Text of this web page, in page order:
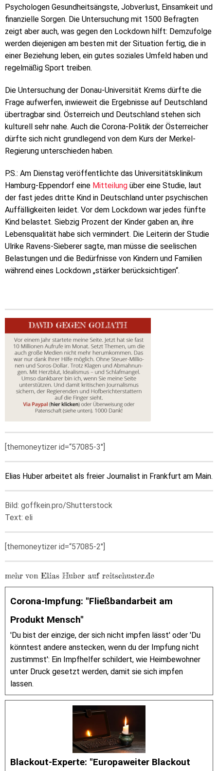
Psychologen Gesundheitsängste, Jobverlust, Einsamkeit und
finanzielle Sorgen. Die Untersuchung mit 1500 Befragten
zeigt aber auch, was gegen den Lockdown hilft: Demzufolge
werden diejenigen am besten mit der Situation fertig, die in
einer Beziehung leben, ein gutes soziales Umfeld haben und
regelmäßig Sport treiben.
Die Untersuchung der Donau-Universität Krems dürfte die
Frage aufwerfen, inwieweit die Ergebnisse auf Deutschland
übertragbar sind. Österreich und Deutschland stehen sich
kulturell sehr nahe. Auch die Corona-Politik der Österreicher
dürfte sich nicht grundlegend von dem Kurs der Merkel-
Regierung unterschieden haben.
P.S.: Am Dienstag veröffentlichte das Universitätsklinikum
Hamburg-Eppendorf eine Mitteilung über eine Studie, laut
der fast jedes dritte Kind in Deutschland unter psychischen
Auffälligkeiten leidet. Vor dem Lockdown war jedes fünfte
Kind belastet. Siebzig Prozent der Kinder gaben an, ihre
Lebensqualität habe sich vermindert. Die Leiterin der Studie
Ulrike Ravens-Sieberer sagte, man müsse die seelischen
Belastungen und die Bedürfnisse von Kindern und Familien
während eines Lockdown „stärker berücksichtigen“.
[themoneytizer id=“57085-3″]
Elias Huber arbeitet als freier Journalist in Frankfurt am Main.
Bild: goffkein.pro/Shutterstock
Text: eli
[themoneytizer id=“57085-2″]
mehr von Elias Huber auf reitschuster.de
Corona-Impfung: "Fließbandarbeit am
Produkt Mensch"
'Du bist der einzige, der sich nicht impfen lässt' oder 'Du
könntest andere anstecken, wenn du der Impfung nicht
zustimmst': Ein Impfhelfer schildert, wie Heimbewohner
unter Druck gesetzt werden, damit sie sich impfen
lassen.
Blackout-Experte: "Europaweiter Blackout